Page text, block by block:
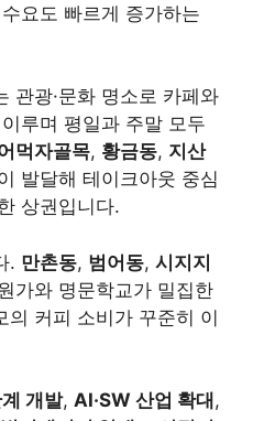
요도 빠르게 증가하는
관광·문화 명소로 카페와
루며 평일과 주말 모두
먹자골목, 황금동, 지산
발달해 테이크아웃 중심
상권입니다.
. 만촌동, 범어동, 시지지
가와 명문학교가 밀집한
의 커피 소비가 꾸준히 이
개발, AI·SW 산업 확대 ,